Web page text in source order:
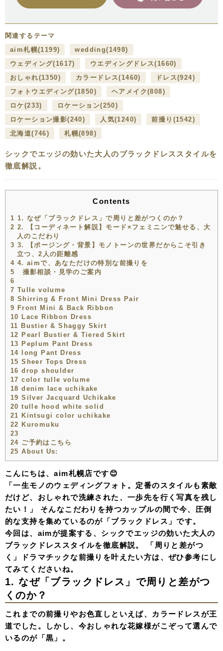
関連するテーマ
aim札幌(1199) wedding(1498)
ウェディング(1617) ウエディングドレス(1660)
おしゃれ(1350) カラードレス(1460) ドレス(924)
フォトウエディング(1850) ヘアメイク(808)
ロケ(233) ロケーション(250)
ロケーション撮影(240) 人気(1240) 前撮り (1542)
北海道(746) 札幌(898)
シックでエッジの効いた大人のブラックドレススタイルを
徹底解説。
Contents
1 1. なぜ「ブラックドレス」で周りと差がつくのか？
2 2. 【コーディネート解説】モード×フェミニンで魅せる、大
人のこだわり
3 3. 【ポージング・背景】モノトーンの世界だからこそ引き
立つ、2人の距離感
4 4. aimで、あなただけの特別な前撮りを
5 撮影相談・見学のご案内
6
7 Tulle volume
8 Shirring & Front Mini Dress Pair
9 Front Mini & Back Ribbon
10 Lace Ribbon Dress
11 Bustier & Shaggy Skirt
12 Pearl Bustier & Tiered Skirt
13 Peplum Pant Dress
14 long Pant Dress
15 Sheer Tops Dress
16 drop shoulder
17 color tulle volume
18 denim lace uchikake
19 Silver Jacquard Uchikake
20 tulle hood white solid
21 Kintsugi color uchikake
22 Kuromuku
23
24 ご予約はこちら
25 About Us:
こんにちは、aim札幌店です😊
「一生モノのウェディングフォト。定番のスタイルも素敵
だけど、おしゃれで洗練された、一歩先を行く写真を残し
たい！」 そんなこだわりを持つカップルの間で今、圧倒
的な支持を集めているのが「ブラックドレス」です。
今回は、aimが提案する、シックでエッジの効いた大人の
ブラックドレススタイルを徹底解説。 「周りと差がつ
く」ドラマチックな前撮りを叶えたい方は、ぜひ参考にし
てみてくださいね。
1. なぜ「ブラックドレス」で周りと差がつ
くのか？
これまでの前撮りやお色直しといえば、カラードレスが王
道でした。しかし、今おしゃれな花嫁様がこぞって選んで
いるのが「黒」。